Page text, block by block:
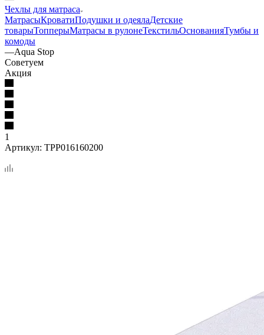
Чехлы для матраса
МатрасыКроватиПодушки и одеялаДетские
товарыТопперыМатрасы в рулонеТекстильОснованияТумбы и
комоды
—Aqua Stop
Советуем
Акция
1
Артикул: TPP016160200